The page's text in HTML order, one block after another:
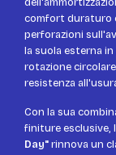
comfort duraturo
perforazioni
la suola esterna
rotazione
resistenza
Con la sua
finiture esclusive,
Day"rinnova un